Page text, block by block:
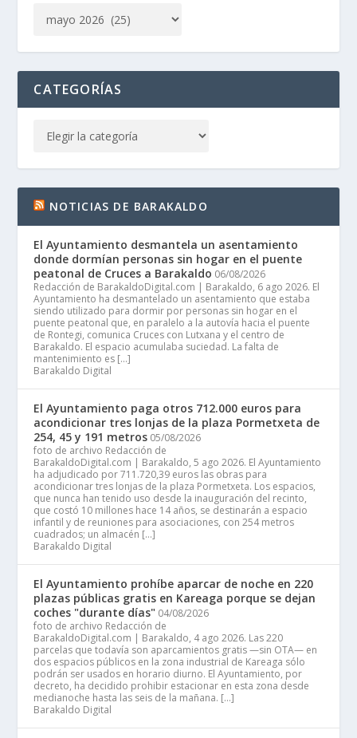
CATEGORÍAS
NOTICIAS DE BARAKALDO
El Ayuntamiento desmantela un asentamiento
donde dormían personas sin hogar en el puente
peatonal de Cruces a Barakaldo 06/08/2026
Redacción de BarakaldoDigital.com | Barakaldo, 6 ago 2026. El
Ayuntamiento ha desmantelado un asentamiento que estaba
siendo utilizado para dormir por personas sin hogar en el
puente peatonal que, en paralelo a la autovía hacia el puente
de Rontegi, comunica Cruces con Lutxana y el centro de
Barakaldo. El espacio acumulaba suciedad. La falta de
mantenimiento es […]
Barakaldo Digital
El Ayuntamiento paga otros 712.000 euros para
acondicionar tres lonjas de la plaza Pormetxeta de
254, 45 y 191 metros 05/08/2026
foto de archivo Redacción de
BarakaldoDigital.com | Barakaldo, 5 ago 2026. El Ayuntamiento
ha adjudicado por 711.720,39 euros las obras para
acondicionar tres lonjas de la plaza Pormetxeta. Los espacios,
que nunca han tenido uso desde la inauguración del recinto,
que costó 10 millones hace 14 años, se destinarán a espacio
infantil y de reuniones para asociaciones, con 254 metros
cuadrados; un almacén […]
Barakaldo Digital
El Ayuntamiento prohíbe aparcar de noche en 220
plazas públicas gratis en Kareaga porque se dejan
coches "durante días" 04/08/2026
foto de archivo Redacción de
BarakaldoDigital.com | Barakaldo, 4 ago 2026. Las 220
parcelas que todavía son aparcamientos gratis —sin OTA— en
dos espacios públicos en la zona industrial de Kareaga sólo
podrán ser usados en horario diurno. El Ayuntamiento, por
decreto, ha decidido prohibir estacionar en esta zona desde
medianoche hasta las seis de la mañana. […]
Barakaldo Digital